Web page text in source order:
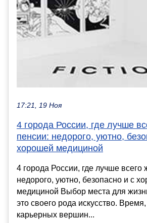
17:21, 19 Ноя
4 города России, где лучше
пенсии: недорого, уютно,
хорошей медициной
4 города России, где лучше всего
недорого, уютно, безопасно и с
медициной Выбор места для
это своего рода искусство. Время,
карьерных вершин...